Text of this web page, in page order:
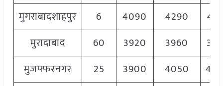
मुगराबादशाहपुर
6 4090 4290
मुरादाबाद
60 3920 3960
मुजफ्फरनगर
25 3900 4050